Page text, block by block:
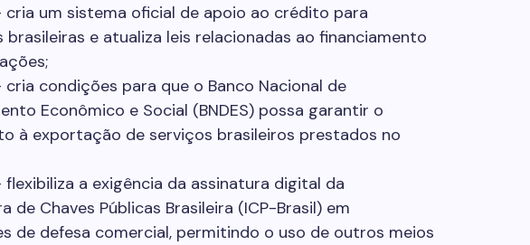
cria um sistema oficial de apoio ao crédito para
e atualiza leis relacionadas ao financiamento
cria condições para que o Banco Nacional de
Econômico e Social (BNDES) possa garantir o
à exportação de serviços brasileiros prestados no
flexibiliza a exigência da assinatura digital da
de Chaves Públicas Brasileira (ICP-Brasil) em
de defesa comercial, permitindo o uso de outros meios